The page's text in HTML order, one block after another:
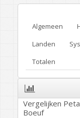
Algemeen
Landen
Totalen
Vergelijken
Boeuf